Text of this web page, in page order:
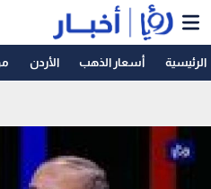
الرئيسية أسعار الذهب الأردن